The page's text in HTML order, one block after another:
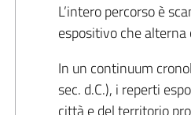
L’intero percorso è
espositivo che
In un continuum
sec. d.C.), i reperti